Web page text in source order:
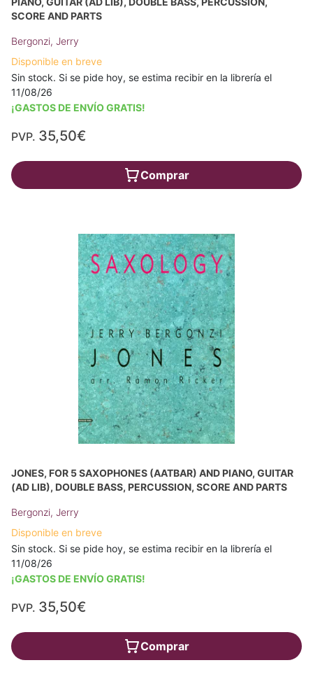
SCORE AND PARTS
Bergonzi, Jerry
Disponible en breve
Sin stock. Si se pide hoy, se estima recibir en la librería el
11/08/26
¡GASTOS DE ENVÍO GRATIS!
PVP. 35,50€
Comprar
JONES, FOR 5 SAXOPHONES (AATBAR) AND PIANO, GUITAR
(AD LIB), DOUBLE BASS, PERCUSSION, SCORE AND PARTS
Bergonzi, Jerry
Disponible en breve
Sin stock. Si se pide hoy, se estima recibir en la librería el
11/08/26
¡GASTOS DE ENVÍO GRATIS!
PVP. 35,50€
Comprar